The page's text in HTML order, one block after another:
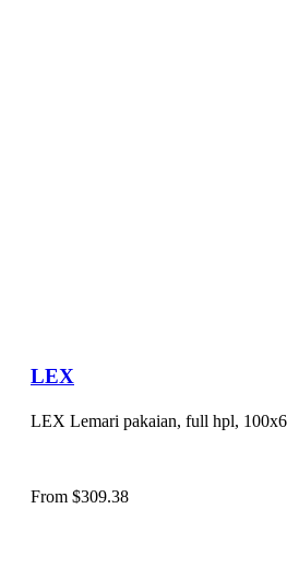
LEX
LEX Lemari pakaian, full hpl,
From $309.38